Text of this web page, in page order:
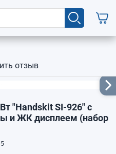
отзыв
"Handskit SI-926" с
и ЖК дисплеем (набор